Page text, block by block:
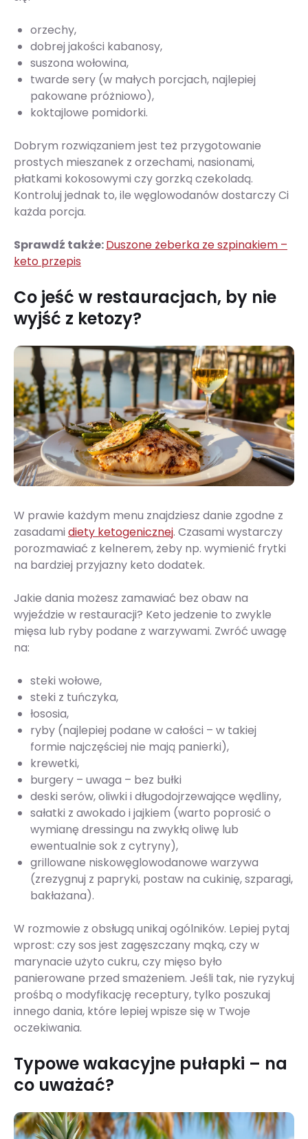
orzechy,
dobrej jakości kabanosy,
suszona wołowina,
twarde sery (w małych porcjach, najlepiej
pakowane próżniowo),
koktajlowe pomidorki.
Dobrym rozwiązaniem jest też przygotowanie
prostych mieszanek z orzechami, nasionami,
płatkami kokosowymi czy gorzką czekoladą.
Kontroluj jednak to, ile węglowodanów dostarczy Ci
każda porcja.
Sprawdź także:Duszone żeberka ze szpinakiem –
keto przepis
Co jeść w restauracjach, by nie
wyjść z ketozy?
W prawie każdym menu znajdziesz danie zgodne z
zasadami diety ketogenicznej. Czasami wystarczy
porozmawiać z kelnerem, żeby np. wymienić frytki
na bardziej przyjazny keto dodatek.
Jakie dania możesz zamawiać bez obaw na
wyjeździe w restauracji? Keto jedzenie to zwykle
mięsa lub ryby podane z warzywami. Zwróć uwagę
na:
steki wołowe,
steki z tuńczyka,
łososia,
ryby (najlepiej podane w całości – w takiej
formie najczęściej nie mają panierki),
krewetki,
burgery – uwaga – bez bułki
deski serów, oliwki i długodojrzewające wędliny,
sałatki z awokado i jajkiem (warto poprosić o
wymianę dressingu na zwykłą oliwę lub
ewentualnie sok z cytryny),
grillowane niskowęglowodanowe warzywa
(zrezygnuj z papryki, postaw na cukinię, szparagi,
bakłażana).
W rozmowie z obsługą unikaj ogólników. Lepiej pytaj
wprost: czy sos jest zagęszczany mąką, czy w
marynacie użyto cukru, czy mięso było
panierowane przed smażeniem. Jeśli tak, nie ryzykuj
prośbą o modyfikację receptury, tylko poszukaj
innego dania, które lepiej wpisze się w Twoje
oczekiwania.
Typowe wakacyjne pułapki – na
co uważać?